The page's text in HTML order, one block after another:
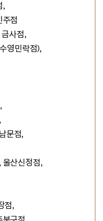
,
점
사점,
영민락점),
문점,
산신정점,
점,